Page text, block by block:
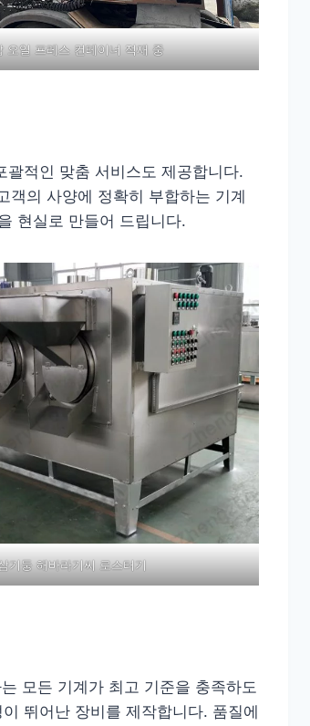
오일 프레스 컨테이너 적재 중
적인 맞춤 서비스도 제공합니다.
의 사양에 정확히 부합하는 기계
현실로 만들어 드립니다.
기둥 해바라기씨 로스터기
모든 기계가 최고 기준을 충족하도
뛰어난 장비를 제작합니다. 품질에